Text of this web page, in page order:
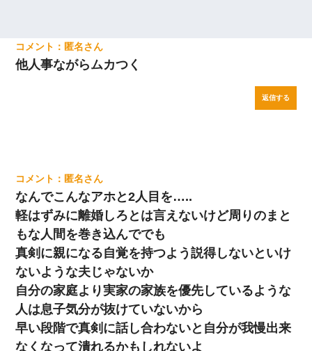
匿名
他人事ながらムカつく
返信する
匿名
なんでこんなアホと2人目を…..
軽はずみに離婚しろとは言えないけど周りのまと
もな人間を巻き込んででも
真剣に親になる自覚を持つよう説得しないといけ
ないような夫じゃないか
自分の家庭より実家の家族を優先しているような
人は息子気分が抜けていないから
早い段階で真剣に話し合わないと自分が我慢出来
なくなって潰れるかもしれないよ